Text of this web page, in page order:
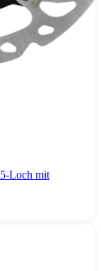
Loch mit